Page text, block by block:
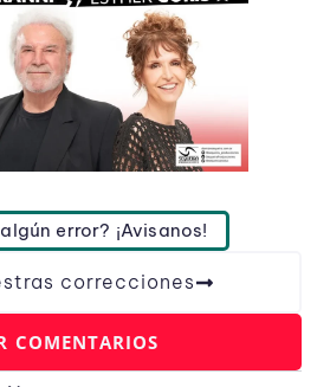
error? ¡Avisanos!
correcciones
COMENTARIOS